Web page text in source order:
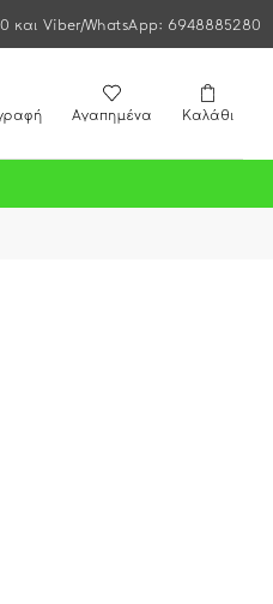
και Viber/WhatsApp: 6948885280
Αγαπημένα Καλάθι